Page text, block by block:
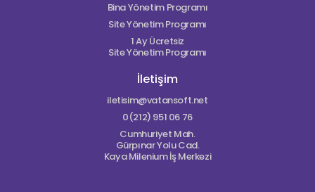
Bina Yönetim Programı
Site Yönetim Programı
1 Ay Ücretsiz
Site Yönetim Programı
İletişim
iletisim@vatansoft.net
0(212) 951 06 76
Cumhuriyet Mah.
Gürpınar Yolu Cad.
Kaya Milenium İş Merkezi